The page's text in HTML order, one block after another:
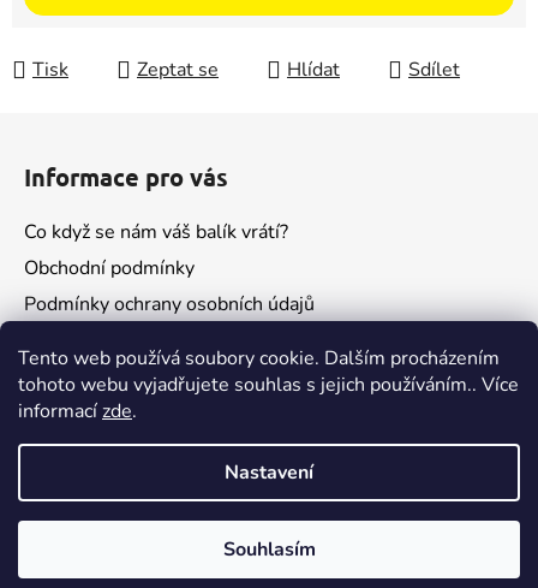
Tento web používá soubory cookie. Dalším procházením
tohoto webu vyjadřujete souhlas s jejich používáním.. Více
informacízde.
Nastavení
Souhlasím
Tisk Zeptat se Hlídat Sdílet
Informace pro vás
Co když se nám váš balík vrátí?
Obchodní podmínky
Podmínky ochrany osobních údajů
Vytvořil Shoptet
Copyright 2026escent. Všechna práva vyhrazena.